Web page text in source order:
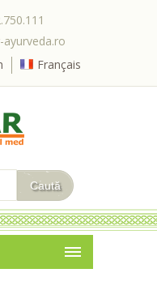
ayurveda.ro
Français